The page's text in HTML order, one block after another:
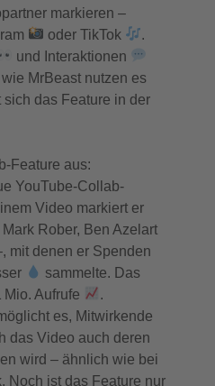
markieren –
oder TikTok
.
und Interaktionen
MrBeast nutzen es
das Feature in der
Feature aus:
YouTube-Collab-
Video markiert er
Rober, Ben Azelart
mit denen er Spenden
sammelte. Das
Aufrufe
.
es, Mitwirkende
das Video auch deren
wird – ähnlich wie bei
Noch ist das Feature nur